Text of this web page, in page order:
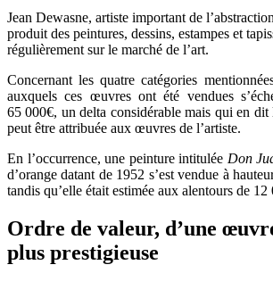
Jean Dewasne, artiste important de
produit des peintures, dessins, estampes et
régulièrement sur le marché de l’art.
Concernant les quatre catégories
auxquels ces œuvres ont été vendues
65 000€, un delta considérable mais qui en
peut être attribuée aux œuvres de l’artiste.
En l’occurrence, une peinture intitulée Don
d’orange datant de 1952 s’est vendue à
tandis qu’elle était estimée aux alentours de
Ordre de valeur, d’une
plus prestigieuse